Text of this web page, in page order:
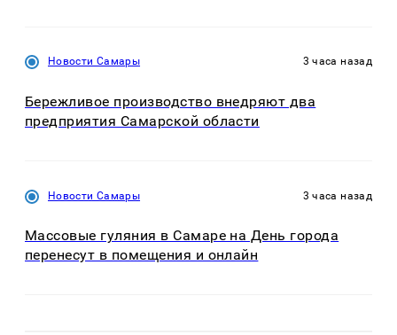
Новости Самары 3 часа назад
Бережливое производство внедряют два
предприятия Самарской области
Новости Самары 3 часа назад
Массовые гуляния в Самаре на День города
перенесут в помещения и онлайн